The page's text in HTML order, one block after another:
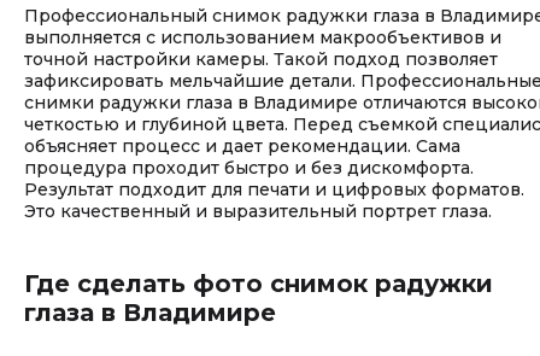
Профессиональный снимок радужки глаза в
выполняется с использованием макрообъективов и
точной настройки камеры. Такой подход позволяет
зафиксировать мельчайшие детали.
снимки радужки глаза в Владимире отличаются
четкостью и глубиной цвета. Перед съемкой
объясняет процесс и дает рекомендации. Сама
процедура проходит быстро и без дискомфорта.
Результат подходит для печати и цифровых форматов.
Это качественный и выразительный портрет глаза.
Где сделать фото снимок радужки
глаза в Владимире